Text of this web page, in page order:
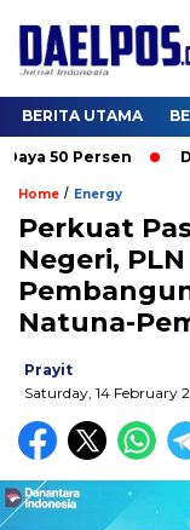
BERITA UTAMA
50 Persen Dua
Home / Energy
Perkuat
Negeri,
Natuna-
Prayit
Saturday, 14 February